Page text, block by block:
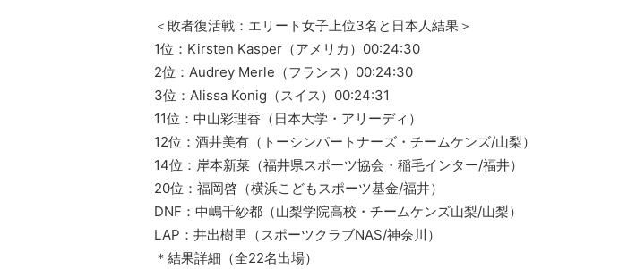
＜敗者復活戦：エリート女子上位3名と日本人結果＞
1位：Kirsten Kasper（アメリカ）00:24:30
2位：Audrey Merle（フランス）00:24:30
3位：Alissa Konig（スイス）00:24:31
11位：中山彩理香（日本大学・アリーディ）
12位：酒井美有（トーシンパートナーズ・チームケンズ/山梨）
14位：岸本新菜（福井県スポーツ協会・稲毛インター/福井）
20位：福岡啓（横浜こどもスポーツ基金/福井）
DNF：中嶋千紗都（山梨学院高校・チームケンズ山梨/山梨）
LAP：井出樹里（スポーツクラブNAS/神奈川）
＊結果詳細（全22名出場）